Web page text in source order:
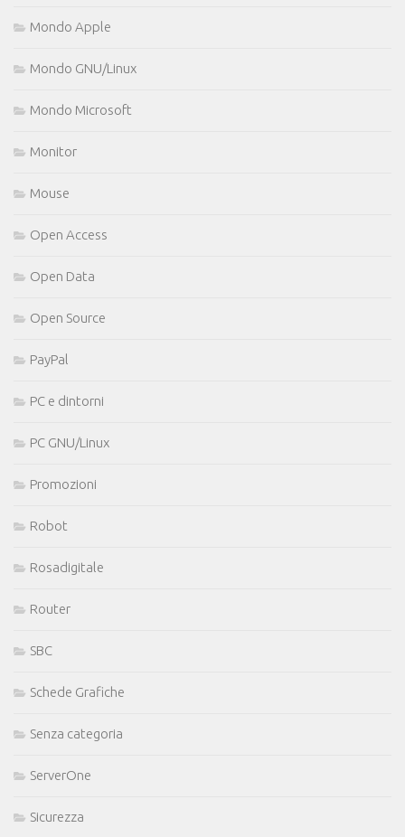
Mondo Apple
Mondo GNU/Linux
Mondo Microsoft
Monitor
Mouse
Open Access
Open Data
Open Source
PayPal
PC e dintorni
PC GNU/Linux
Promozioni
Robot
Rosadigitale
Router
SBC
Schede Grafiche
Senza categoria
ServerOne
Sicurezza